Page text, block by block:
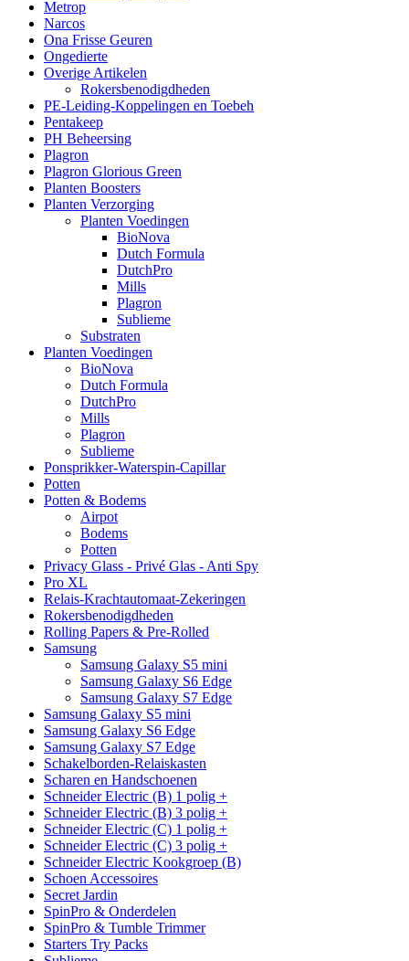
Metrop
Narcos
Ona Frisse Geuren
Ongedierte
Overige Artikelen
Rokersbenodigdheden
PE-Leiding-Koppelingen en Toebeh
Pentakeep
PH Beheersing
Plagron
Plagron Glorious Green
Planten Boosters
Planten Verzorging
Planten Voedingen
BioNova
Dutch Formula
DutchPro
Mills
Plagron
Sublieme
Substraten
Planten Voedingen
BioNova
Dutch Formula
DutchPro
Mills
Plagron
Sublieme
Ponsprikker-Waterspin-Capillar
Potten
Potten & Bodems
Airpot
Bodems
Potten
Privacy Glass - Privé Glas - Anti Spy
Pro XL
Relais-Krachtautomaat-Zekeringen
Rokersbenodigdheden
Rolling Papers & Pre-Rolled
Samsung
Samsung Galaxy S5 mini
Samsung Galaxy S6 Edge
Samsung Galaxy S7 Edge
Samsung Galaxy S5 mini
Samsung Galaxy S6 Edge
Samsung Galaxy S7 Edge
Schakelborden-Relaiskasten
Scharen en Handschoenen
Schneider Electric (B) 1 polig +
Schneider Electric (B) 3 polig +
Schneider Electric (C) 1 polig +
Schneider Electric (C) 3 polig +
Schneider Electric Kookgroep (B)
Schoen Accessoires
Secret Jardin
SpinPro & Onderdelen
SpinPro & Tumble Trimmer
Starters Try Packs